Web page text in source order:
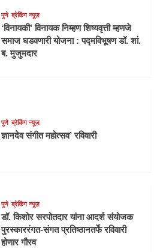
पुणे ब्रेकिंग न्यूज़
‘विनायकी’ विनायक निम्हण शिष्यवृत्ती म्हणजे
समाज घडवणारी योजना : पद्मविभूषण डॉ. शां.
ब. मुजुमदार
पुणे ब्रेकिंग न्यूज़
ज्ञानदेव संगीत महोत्सव’ रविवारी
पुणे ब्रेकिंग न्यूज़
डॉ. किशोर सरपोतदार यांना आदर्श संयोजक
पुरस्काररंगत-संगत प्रतिष्ठानतर्फे रविवारी
होणार गौरव